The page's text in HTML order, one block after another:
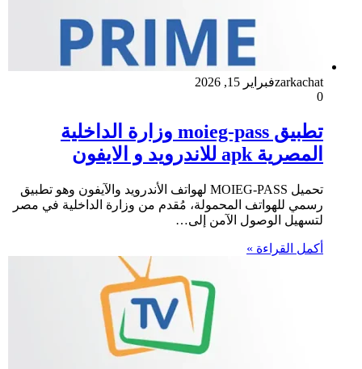
zarkachatفبراير 15, 2026
0
تطبيق moieg-pass وزارة الداخلية
المصرية apk للاندرويد و الايفون
تحميل MOIEG-PASS لهواتف الأندرويد والآيفون وهو تطبيق
رسمي للهواتف المحمولة، مُقدم من وزارة الداخلية في مصر
لتسهيل الوصول الآمن إلى…
أكمل القراءة »